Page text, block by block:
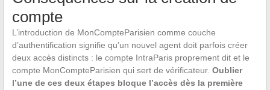
compte
L’introduction de MonCompteParisien comme couche
d’authentification signifie qu’un nouvel agent doit parfois créer
deux accès distincts : le compte IntraParis proprement dit et le
compte MonCompteParisien qui sert de vérificateur. Oublier
l’une de ces deux étapes bloque l’accès dès la première